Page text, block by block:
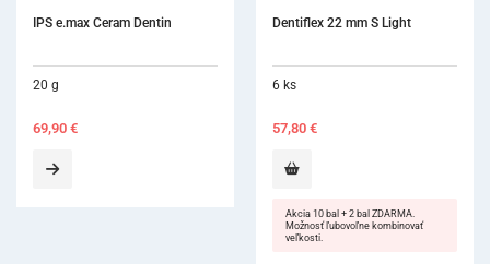
Dentiflex 22 mm S Light IPS inLine System